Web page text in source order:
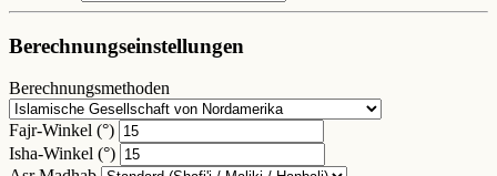
Berechnungseinstellungen
Berechnungsmethoden
Fajr-Winkel (°)
Isha-Winkel (°)